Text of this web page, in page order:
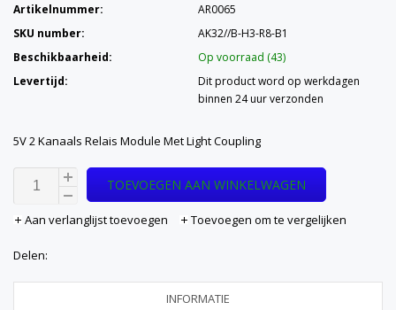
Artikelnummer:
AR0065
SKU number:
AK32//B-H3-R8-B1
Beschikbaarheid:
Op voorraad (43)
Levertijd:
Dit product word op werkdagen
binnen 24 uur verzonden
5V 2 Kanaals Relais Module Met Light Coupling
TOEVOEGEN AAN WINKELWAGEN
Aan verlanglijst toevoegen Toevoegen om te vergelijken
Delen:
INFORMATIE